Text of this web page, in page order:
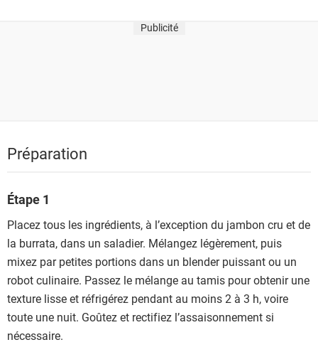
Publicité
Préparation
Étape 1
Placez tous les ingrédients, à l’exception du jambon cru et de
la burrata, dans un saladier. Mélangez légèrement, puis
mixez par petites portions dans un blender puissant ou un
robot culinaire. Passez le mélange au tamis pour obtenir une
texture lisse et réfrigérez pendant au moins 2 à 3 h, voire
toute une nuit. Goûtez et rectifiez l’assaisonnement si
nécessaire.